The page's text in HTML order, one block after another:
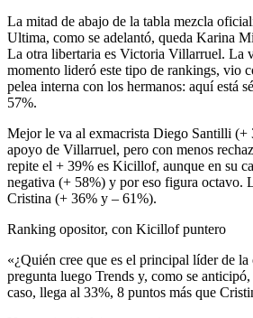
La mitad de abajo de la tabla mezcla
Ultima, como se adelantó, queda Karina
La otra libertaria es Victoria Villarruel. La
momento lideró este tipo de rankings, vio
pelea interna con los hermanos: aquí está
57%.
Mejor le va al exmacrista Diego Santilli (+
apoyo de Villarruel, pero con menos
repite el + 39% es Kicillof, aunque en su
negativa (+ 58%) y por eso figura octavo.
Cristina (+ 36% y – 61%).
Ranking opositor, con Kicillof puntero
«¿Quién cree que es el principal líder de
pregunta luego Trends y, como se
caso, llega al 33%, 8 puntos más que